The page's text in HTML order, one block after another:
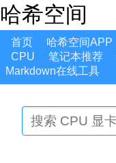
哈希空间
首页 哈希空间APP
CPU
笔记本推荐
Markdown在线工具